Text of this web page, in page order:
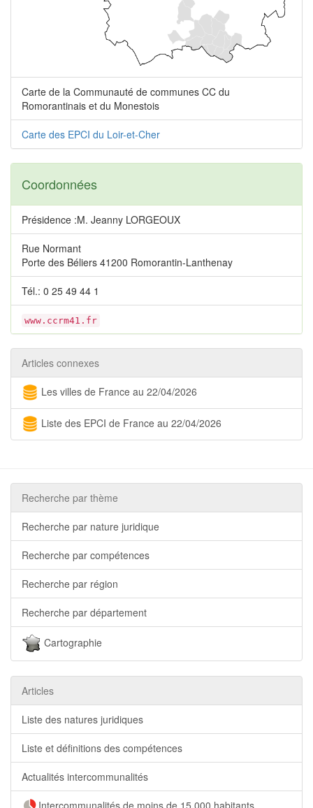
Carte de la Communauté de communes CC du
Romorantinais et du Monestois
Carte des EPCI du Loir-et-Cher
Coordonnées
Présidence :M. Jeanny LORGEOUX
Rue Normant
Porte des Béliers 41200 Romorantin-Lanthenay
Tél.: 0 25 49 44 1
www.ccrm41.fr
Articles connexes
Les villes de France au 22/04/2026
Liste des EPCI de France au 22/04/2026
Recherche par thème
Recherche par nature juridique
Recherche par compétences
Recherche par région
Recherche par département
Cartographie
Articles
Liste des natures juridiques
Liste et définitions des compétences
Actualités intercommunalités